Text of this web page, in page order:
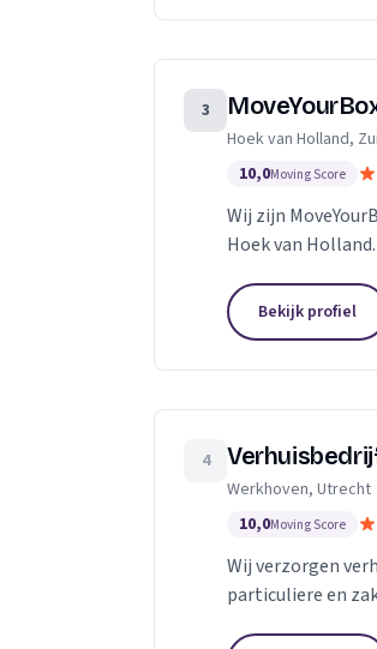
3
Hoek van Holland,
10,0Moving Score
Wij zijn
Hoek van
Bekijk profiel
4
Werkhoven, Utrecht
10,0Moving Score
Wij verzorgen
particuliere en